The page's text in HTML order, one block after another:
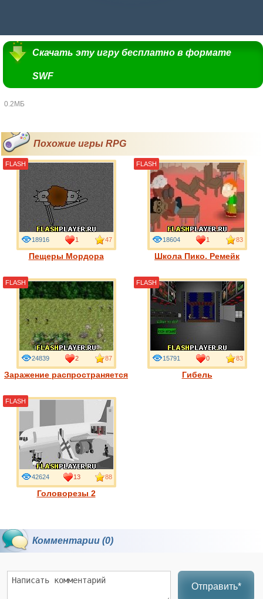
Скачать эту игру бесплатно в формате
SWF
0.2МБ
Похожие игры RPG
Пещеры Мордора
18916 1 47
FLASH
Школа Пико. Ремейк
18604 1 83
FLASH
Заражение распространяется
24839 2 87
FLASH
Гибель
15791 0 83
FLASH
Головорезы 2
42624 13 88
FLASH
Комментарии (0)
Отправить*